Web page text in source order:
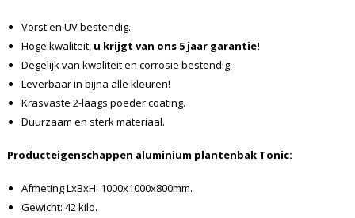
Vorst en UV bestendig.
Hoge kwaliteit, u krijgt van ons 5 jaar garantie!
Degelijk van kwaliteit en corrosie bestendig.
Leverbaar in bijna alle kleuren!
Krasvaste 2-laags poeder coating.
Duurzaam en sterk materiaal.
Producteigenschappen aluminium plantenbak Tonic:
Afmeting LxBxH: 1000x1000x800mm.
Gewicht: 42 kilo.